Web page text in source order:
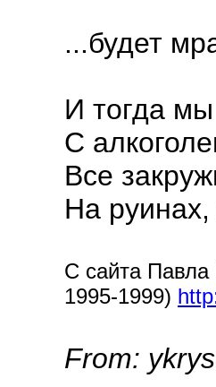
...будет
И тогда
С
Все
На руинах,
С сайта Павла
1995-1999)
From: